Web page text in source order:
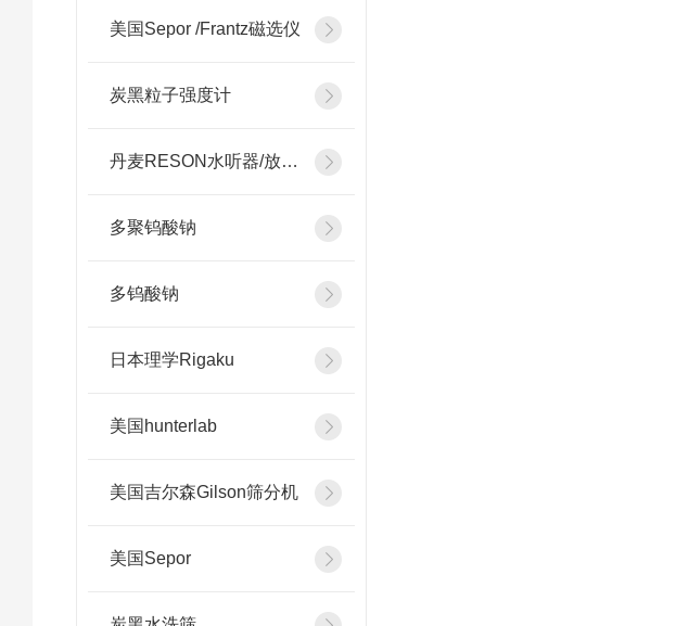
美国Sepor /Frantz磁选仪
炭黑粒子强度计
丹麦RESON水听器/放大器
多聚钨酸钠
多钨酸钠
日本理学Rigaku
美国hunterlab
美国吉尔森Gilson筛分机
美国Sepor